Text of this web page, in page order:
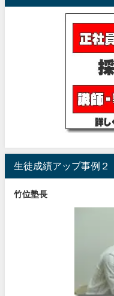
生徒成績アップ事例２
竹位塾長